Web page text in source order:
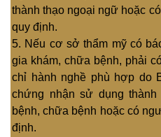
thành thạo ngoại ngữ hoặc
quy định.
5. Nếu cơ sở thẩm mỹ có
gia khám, chữa bệnh, phải
chỉ hành nghề phù hợp do
chứng nhận sử dụng
bệnh, chữa bệnh hoặc có
định.